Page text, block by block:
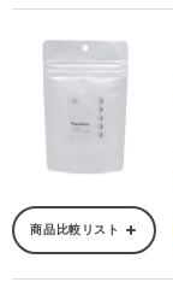
商品比較リスト